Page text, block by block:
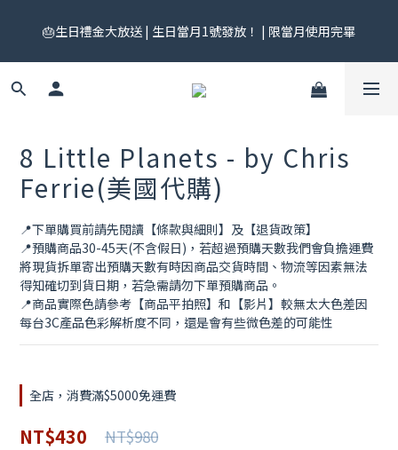
領券中心領，碼碼不同快去領！
🎂生日禮金大放送 | 生日當月1號發放！ | 限當月使用完畢
🎟️ 免運券來了！每月 25 號準時開搶｜$299／$999 各一張｜官網
8 Little Planets - by Chris
Ferrie(美國代購)
📍下單購買前請先閱讀【條款與細則】及【退貨政策】
📍預購商品30-45天(不含假日)，若超過預購天數我們會負擔運費
將現貨拆單寄出預購天數有時因商品交貨時間、物流等因素無法
得知確切到貨日期，若急需請勿下單預購商品。
📍商品實際色請參考【商品平拍照】和【影片】較無太大色差因
每台3C產品色彩解析度不同，還是會有些微色差的可能性
全店，消費滿$5000免運費
NT$430 NT$980